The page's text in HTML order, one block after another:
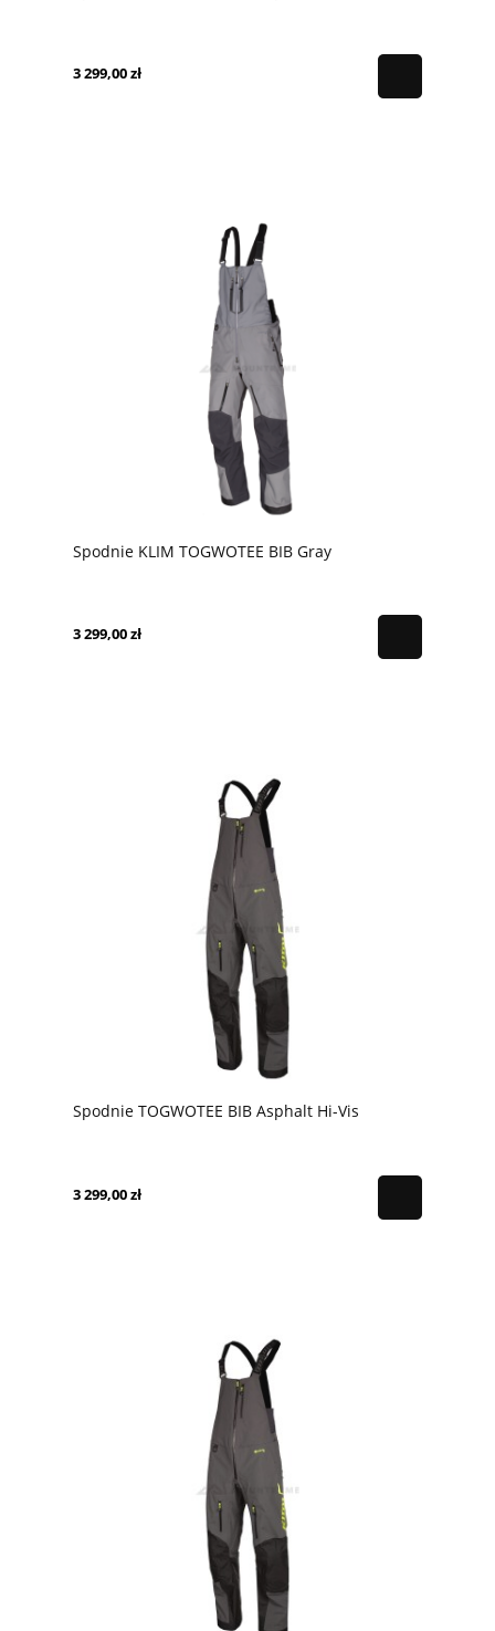
3 299,00 zł
Spodnie KLIM TOGWOTEE BIB Gray
3 299,00 zł
Spodnie TOGWOTEE BIB Asphalt Hi-Vis
3 299,00 zł